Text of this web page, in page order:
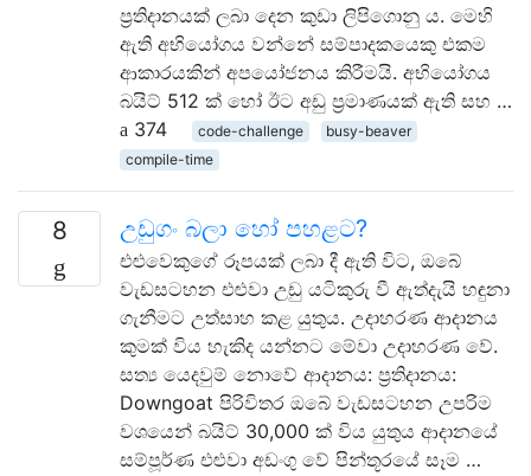
ප්‍රතිදානයක් ලබා දෙන කුඩා ලිපිගොනු ය. මෙහි
ඇති අභියෝගය වන්නේ සම්පාදකයෙකු එකම
ආකාරයකින් අපයෝජනය කිරීමයි. අභියෝගය
බයිට් 512 ක් හෝ ඊට අඩු ප්‍රමාණයක් ඇති සහ …
374
code-challenge
busy-beaver
compile-time
8 උඩුගං බලා හෝ පහළට?
එළුවෙකුගේ රූපයක් ලබා දී ඇති විට, ඔබේ
වැඩසටහන එළුවා උඩු යටිකුරු වී ඇත්දැයි හඳුනා
ගැනීමට උත්සාහ කළ යුතුය. උදාහරණ ආදානය
කුමක් විය හැකිද යන්නට මේවා උදාහරණ වේ.
සත්‍ය යෙදවුම් නොවේ ආදානය: ප්‍රතිදානය:
Downgoat පිරිවිතර ඔබේ වැඩසටහන උපරිම
වශයෙන් බයිට් 30,000 ක් විය යුතුය ආදානයේ
සම්පූර්ණ එළුවා අඩංගු වේ පින්තූරයේ සෑම …